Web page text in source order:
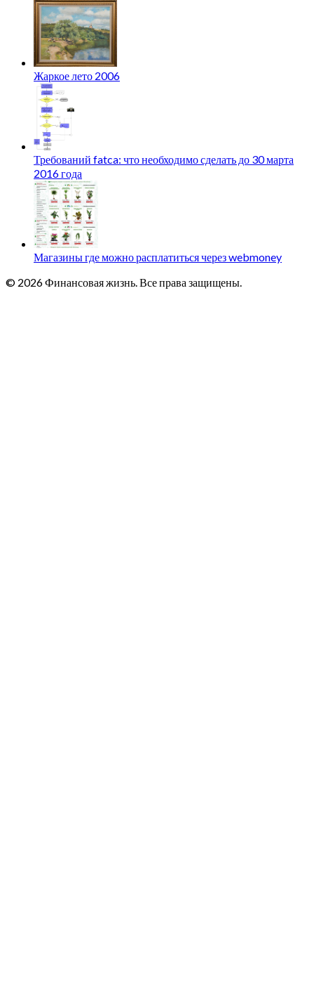
Жаркое лето 2006
Требований fatca: что необходимо сделать до 30 марта
2016 года
Магазины где можно расплатиться через webmoney
© 2026 Финансовая жизнь. Все права защищены.